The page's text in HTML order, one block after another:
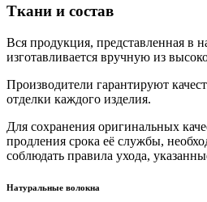
Ткани и состав
Вся продукция, представленная в
изготавливается вручную из
Производители гарантируют
отделки каждого изделия.
Для сохранения оригинальных
продления срока её службы,
соблюдать правила ухода,
Натуральные волокна